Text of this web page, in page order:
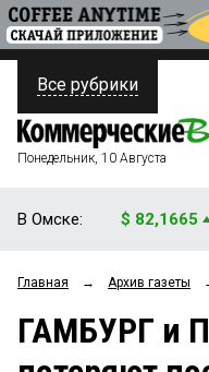
ПОЛИТИКА
ФИНАНСЫ
ОБЩЕСТВО
ЗАКОН
Все рубрики
Понедельник, 10 Августа
В Омске: $ 82,1665
Главная → Архив газеты
ГАМБУРГ и